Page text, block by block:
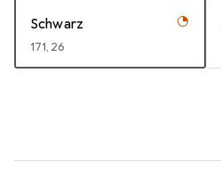
Schwarz
EUR
171,26